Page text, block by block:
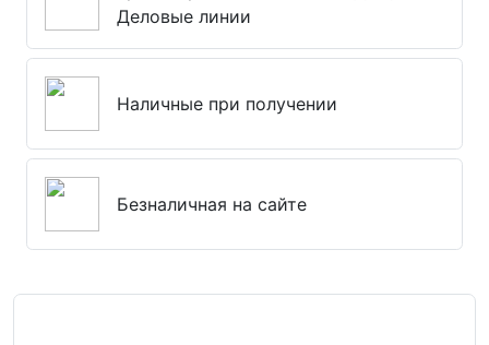
Деловые линии
Наличные при получении
Безналичная на сайте